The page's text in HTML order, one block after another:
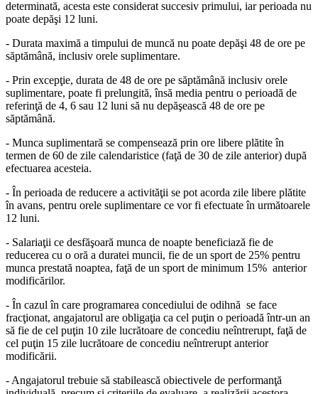
determinată, acesta este considerat succesiv primului, iar perioada nu
poate depăşi 12 luni.
- Durata maximă a timpului de muncă nu poate depăşi 48 de ore pe
săptămână, inclusiv orele suplimentare.
- Prin excepţie, durata de 48 de ore pe săptămână inclusiv orele
suplimentare, poate fi prelungită, însă media pentru o perioadă de
referinţă de 4, 6 sau 12 luni să nu depăşească 48 de ore pe
săptămână.
- Munca suplimentară se compensează prin ore libere plătite în
termen de 60 de zile calendaristice (faţă de 30 de zile anterior) după
efectuarea acesteia.
- În perioada de reducere a activităţii se pot acorda zile libere plătite
în avans, pentru orele suplimentare ce vor fi efectuate în următoarele
12 luni.
- Salariaţii ce desfăşoară munca de noapte beneficiază fie de
reducerea cu o oră a duratei muncii, fie de un sport de 25% pentru
munca prestată noaptea, faţă de un sport de minimum 15% anterior
modificărilor.
- În cazul în care programarea concediului de odihnă se face
fracţionat, angajatorul are obligaţia ca cel puţin o perioadă într-un an
să fie de cel puţin 10 zile lucrătoare de concediu neîntrerupt, faţă de
cel puţin 15 zile lucrătoare de concediu neîntrerupt anterior
modificării.
- Angajatorul trebuie să stabilească obiectivele de performanţă